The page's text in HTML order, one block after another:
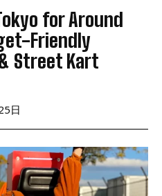
for Around
Friendly
Street Kart
日